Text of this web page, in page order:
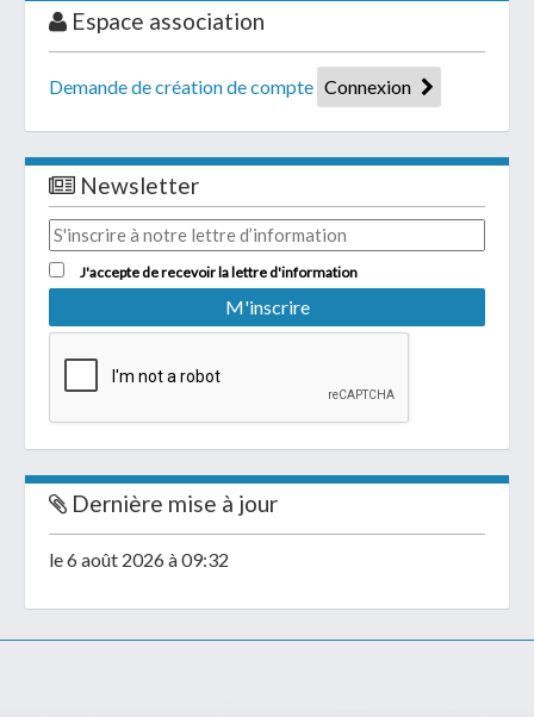
Espace association
Demande de création de compte Connexion
Newsletter
J'accepte de recevoir la lettre d'information
Dernière mise à jour
le 6 août 2026 à 09:32